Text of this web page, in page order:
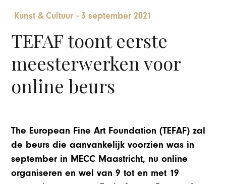
Kunst & Cultuur -3 september 2021
TEFAF toont eerste
meesterwerken voor
online beurs
The European Fine Art Foundation (TEFAF) zal
de beurs die aanvankelijk voorzien was in
september in MECC Maastricht, nu online
organiseren en wel van 9 tot en met 19